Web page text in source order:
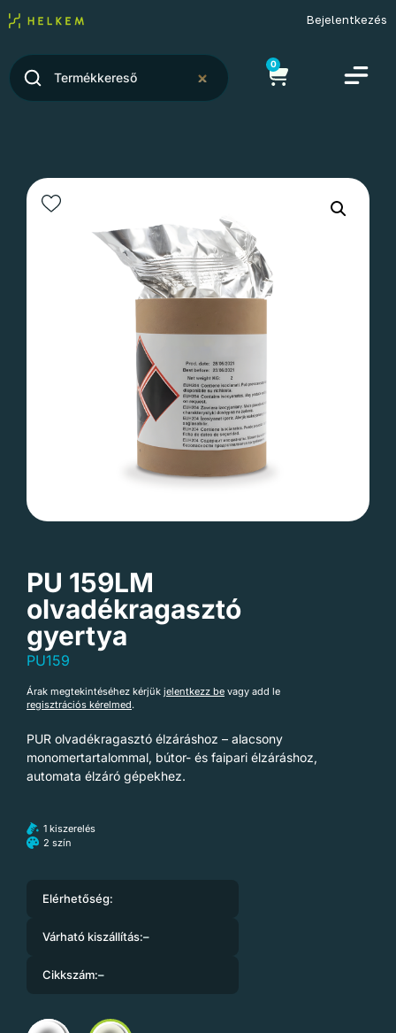
Bejelentkezés
0
PU 159LM
olvadékragasztó
gyertya
PU159
Árak megtekintéséhez kérjük jelentkezz be vagy add le
regisztrációs kérelmed.
PUR olvadékragasztó élzáráshoz – alacsony
monomertartalommal, bútor- és faipari élzáráshoz,
automata élzáró gépekhez.
1 kiszerelés
2 szín
Elérhetőség:
Várható kiszállítás:–
Cikkszám:–